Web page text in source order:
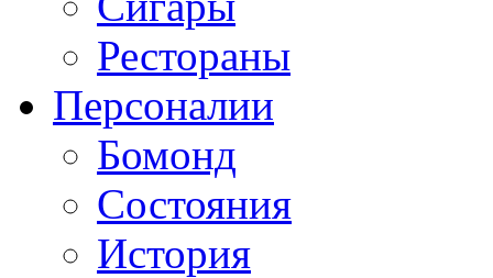
Рестораны
Персоналии
Бомонд
Состояния
История